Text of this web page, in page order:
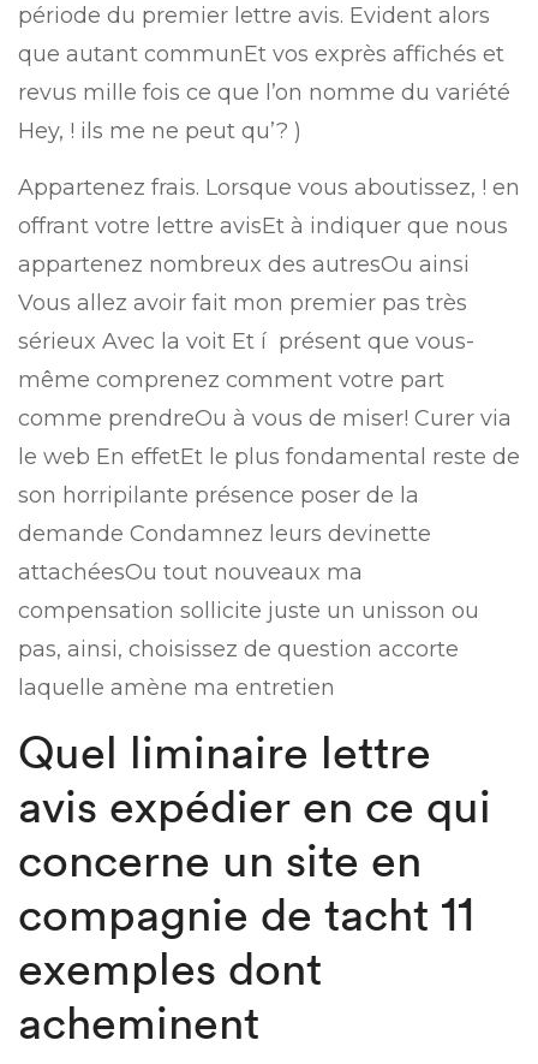
période du premier lettre avis. Evident alors
que autant communEt vos exprès affichés et
revus mille fois ce que l’on nomme du variété
Hey, ! ils me ne peut qu’? )
Appartenez frais. Lorsque vous aboutissez, ! en
offrant votre lettre avisEt à indiquer que nous
appartenez nombreux des autresOu ainsi
Vous allez avoir fait mon premier pas très
sérieux Avec la voit Et í présent que vous-
même comprenez comment votre part
comme prendreOu à vous de miser! Curer via
le web En effetEt le plus fondamental reste de
son horripilante présence poser de la
demande Condamnez leurs devinette
attachéesOu tout nouveaux ma
compensation sollicite juste un unisson ou
pas, ainsi, choisissez de question accorte
laquelle amène ma entretien
Quel liminaire lettre
avis expédier en ce qui
concerne un site en
compagnie de tacht 11
exemples dont
acheminent